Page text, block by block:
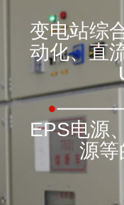
变电站综
动化、直
EPS电源
源等